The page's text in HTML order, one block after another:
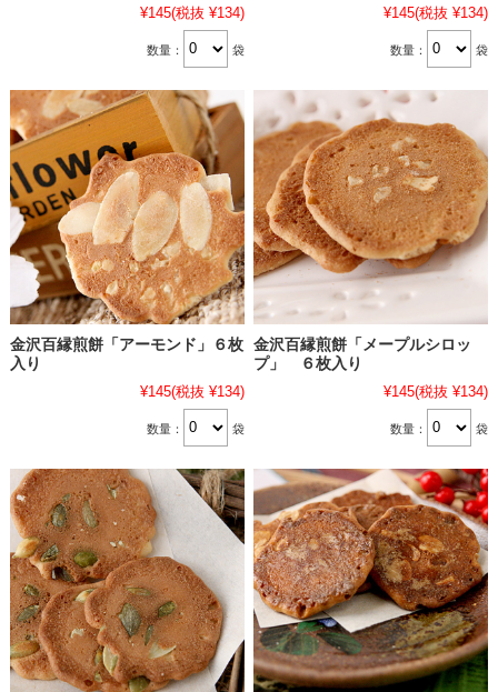
¥145(税抜 ¥134)
数量： 袋
¥145(税抜 ¥134)
数量： 袋
金沢百縁煎餅「アーモンド」６枚
入り
¥145(税抜 ¥134)
数量： 袋
金沢百縁煎餅「メープルシロッ
プ」 ６枚入り
¥145(税抜 ¥134)
数量： 袋